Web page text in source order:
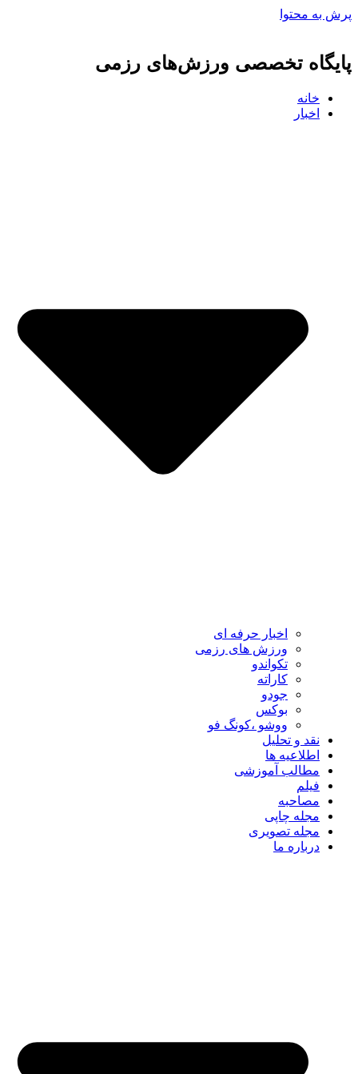
پرش به محتوا
پایگاه تخصصی ورزش‌های رزمی
خانه
اخبار
اخبار حرفه ای
ورزش های رزمی
تکواندو
کاراته
جودو
بوکس
ووشو ،کونگ فو
نقد و تحلیل
اطلاعیه ها
مطالب آموزشی
فیلم
مصاحبه
مجله چاپی
مجله تصویری
درباره ما